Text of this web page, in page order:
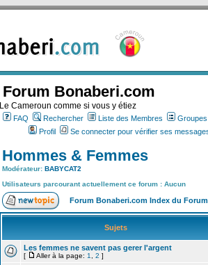
Forum Bonaberi.com
Le Cameroun comme si vous y étiez
FAQ Rechercher Liste des Membres
Profil
Se connecter pour vérifier ses
Hommes & Femmes
Modérateur: BABYCAT2
Utilisateurs parcourant actuellement ce forum : Aucun
Forum Bonaberi.com Index du Forum
Sujets
Les femmes ne savent pas gerer l'argent
[ Aller à la page: 1 2 ]